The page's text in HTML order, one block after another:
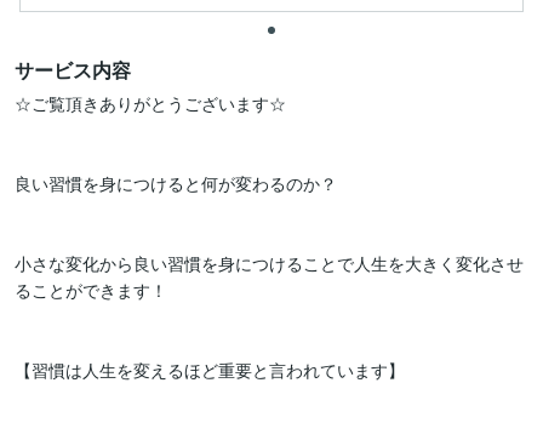
サービス内容
☆ご覧頂きありがとうございます☆
良い習慣を身につけると何が変わるのか？
小さな変化から良い習慣を身につけることで人生を大きく変化させ
ることができます！
【習慣は人生を変えるほど重要と言われています】